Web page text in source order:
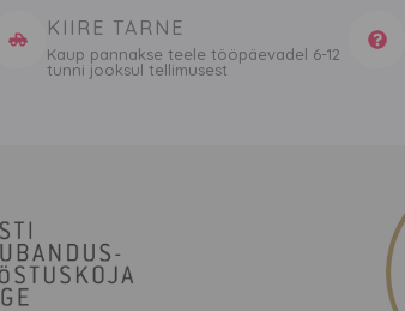
KIIRE TARNE
Kaup pannakse teele tööpäevadel 6-12
tunni jooksul tellimusest